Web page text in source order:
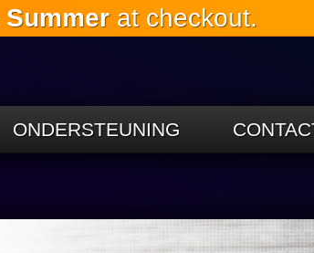
Summerat checkout.
ONDERSTEUNING